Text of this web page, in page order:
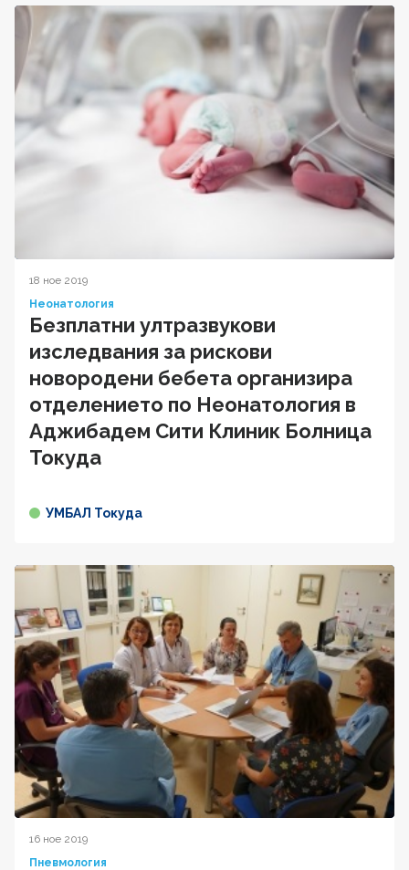
18 ное 2019
Неонатология
Безплатни ултразвукови
изследвания за рискови
новородени бебета организира
отделението по Неонатология в
Аджибадем Сити Клиник Болница
Токуда
УМБАЛ Токуда
16 ное 2019
Пневмология